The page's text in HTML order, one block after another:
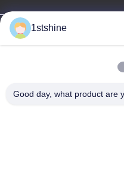
Πολιτική
Καλή ποιότητα της Κίνας
1stshine Industrial
1stshine
Good day, what product are